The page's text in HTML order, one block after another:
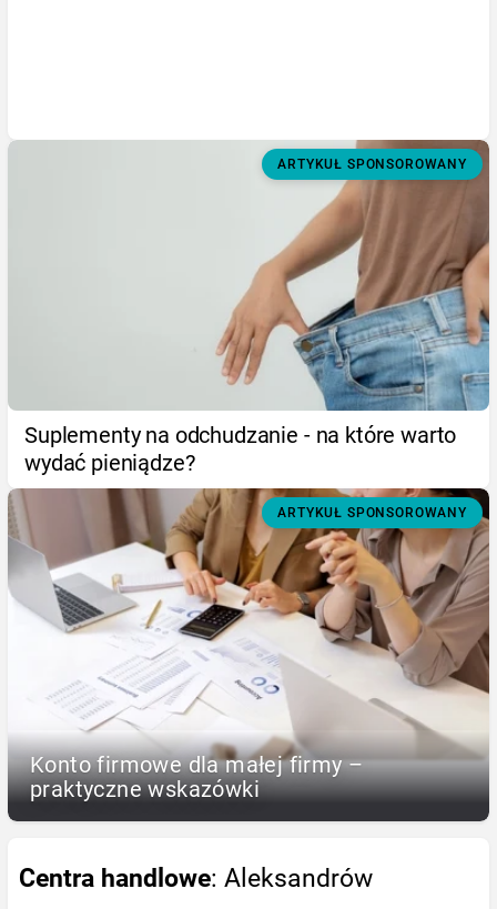
ARTYKUŁ SPONSOROWANY
Suplementy na odchudzanie - na które warto
wydać pieniądze?
ARTYKUŁ SPONSOROWANY
Konto firmowe dla małej firmy –
praktyczne wskazówki
Centra handlowe: Aleksandrów